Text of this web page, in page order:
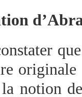
originale
notion